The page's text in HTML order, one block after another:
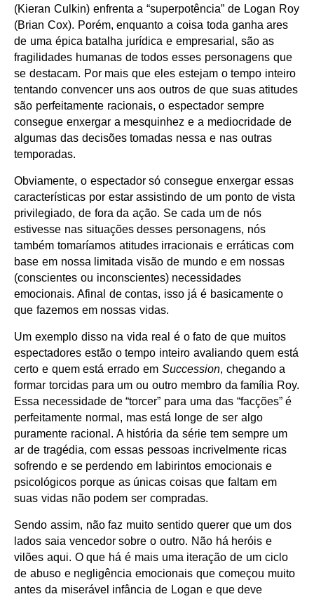
(Kieran Culkin) enfrenta a “superpotência” de Logan Roy
(Brian Cox). Porém, enquanto a coisa toda ganha ares
de uma épica batalha jurídica e empresarial, são as
fragilidades humanas de todos esses personagens que
se destacam. Por mais que eles estejam o tempo inteiro
tentando convencer uns aos outros de que suas atitudes
são perfeitamente racionais, o espectador sempre
consegue enxergar a mesquinhez e a mediocridade de
algumas das decisões tomadas nessa e nas outras
temporadas.
Obviamente, o espectador só consegue enxergar essas
características por estar assistindo de um ponto de vista
privilegiado, de fora da ação. Se cada um de nós
estivesse nas situações desses personagens, nós
também tomaríamos atitudes irracionais e erráticas com
base em nossa limitada visão de mundo e em nossas
(conscientes ou inconscientes) necessidades
emocionais. Afinal de contas, isso já é basicamente o
que fazemos em nossas vidas.
Um exemplo disso na vida real é o fato de que muitos
espectadores estão o tempo inteiro avaliando quem está
certo e quem está errado em Succession, chegando a
formar torcidas para um ou outro membro da família Roy.
Essa necessidade de “torcer” para uma das “facções” é
perfeitamente normal, mas está longe de ser algo
puramente racional. A história da série tem sempre um
ar de tragédia, com essas pessoas incrivelmente ricas
sofrendo e se perdendo em labirintos emocionais e
psicológicos porque as únicas coisas que faltam em
suas vidas não podem ser compradas.
Sendo assim, não faz muito sentido querer que um dos
lados saia vencedor sobre o outro. Não há heróis e
vilões aqui. O que há é mais uma iteração de um ciclo
de abuso e negligência emocionais que começou muito
antes da miserável infância de Logan e que deve